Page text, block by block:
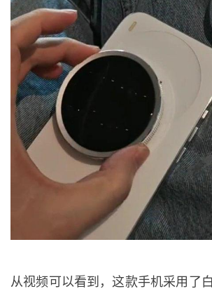
从视频可以看到，这款手机采用了白